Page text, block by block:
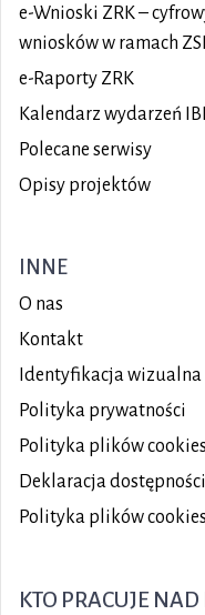
e-Wnioski ZRK –
wniosków w ramach
e-Raporty ZRK
Kalendarz wydarzeń
Polecane serwisy
Opisy projektów
INNE
O nas
Kontakt
Identyfikacja wizualna
Polityka prywatności
Polityka plikówcookies
Deklaracja dostępności
Polityka plików
KTO PRACUJE NAD